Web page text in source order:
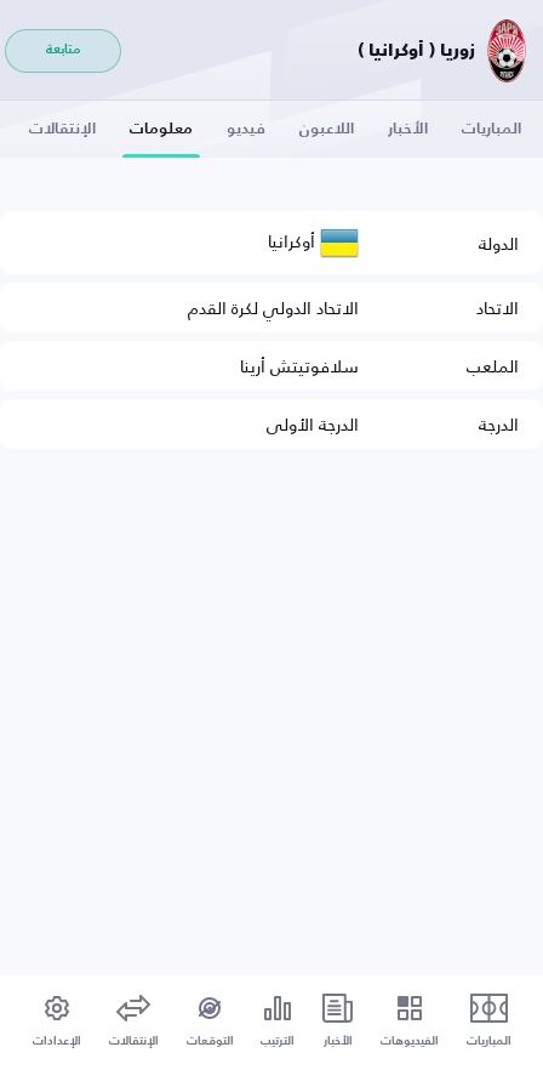
زوريا ( أوكرانيا ) متابعة
المباريات الأخبار اللاعبون فيديو معلومات الإنتقالات
الدولة أوكرانيا
الاتحاد
الاتحاد الدولي لكرة القدم
الملعب
سلافوتيتش أرينا
الدرجة
الدرجة الأولى
المباريات الفيديوهات الأخبار الترتيب التوقعات الإنتقالات الإعدادات